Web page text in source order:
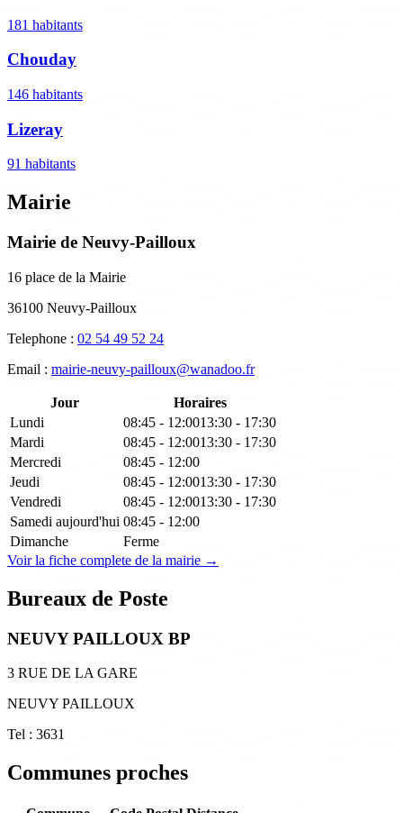
181 habitants
Chouday
146 habitants
Lizeray
91 habitants
Mairie
Mairie de Neuvy-Pailloux
16 place de la Mairie
36100 Neuvy-Pailloux
Telephone : 02 54 49 52 24
Email : mairie-neuvy-pailloux@wanadoo.fr
Jour
Horaires
Lundi
08:45 - 12:0013:30 - 17:30
Mardi
08:45 - 12:0013:30 - 17:30
Mercredi
08:45 - 12:00
Jeudi
08:45 - 12:0013:30 - 17:30
Vendredi
08:45 - 12:0013:30 - 17:30
Samedi aujourd'hui 08:45 - 12:00
Dimanche
Ferme
Voir la fiche complete de la mairie →
Bureaux de Poste
NEUVY PAILLOUX BP
3 RUE DE LA GARE
NEUVY PAILLOUX
Tel : 3631
Communes proches